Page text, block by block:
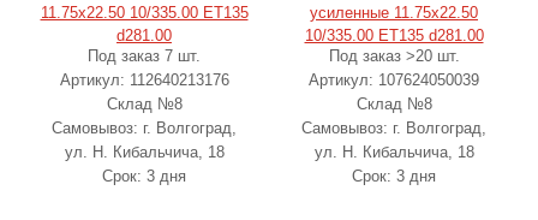
11.75x22.50 10/335.00 ET135
d281.00
Под заказ 7 шт.
Артикул: 112640213176
Склад №8
Самовывоз: г. Волгоград,
ул. Н. Кибальчича, 18
Срок: 3 дня
усиленные 11.75x22.50
10/335.00 ET135 d281.00
Под заказ >20 шт.
Артикул: 107624050039
Склад №8
Самовывоз: г. Волгоград,
ул. Н. Кибальчича, 18
Срок: 3 дня